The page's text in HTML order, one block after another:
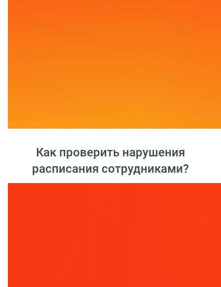
Как проверить нарушения
расписания сотрудниками?